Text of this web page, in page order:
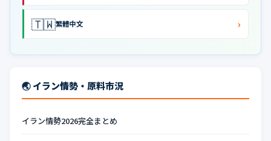
🇹🇼繁體中文 ›
🌏 イラン情勢・原料市況
イラン情勢2026完全まとめ